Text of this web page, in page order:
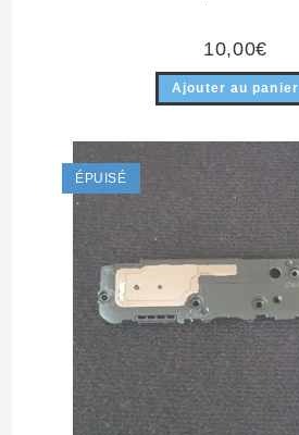
10,00€
Ajouter au panier
ÉPUISÉ